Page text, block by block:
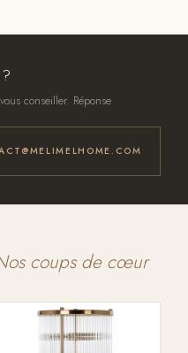
conseiller. Réponse
coups de cœur